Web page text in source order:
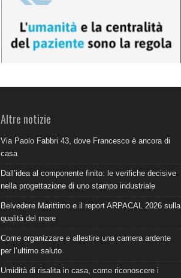
Altre notizie
Via Paolo Fabbri 43, dove Francesco è ancora di
casa
Dall’idea al componente finito: le verifiche decisive
nella progettazione di uno stampo industriale
Belvedere Marittimo e il report ARPACAL 2026 sulla
qualità del mare
Come organizzare e allestire una camera ardente
per l’ultimo saluto
Umidità di risalita in casa, come riconoscere i